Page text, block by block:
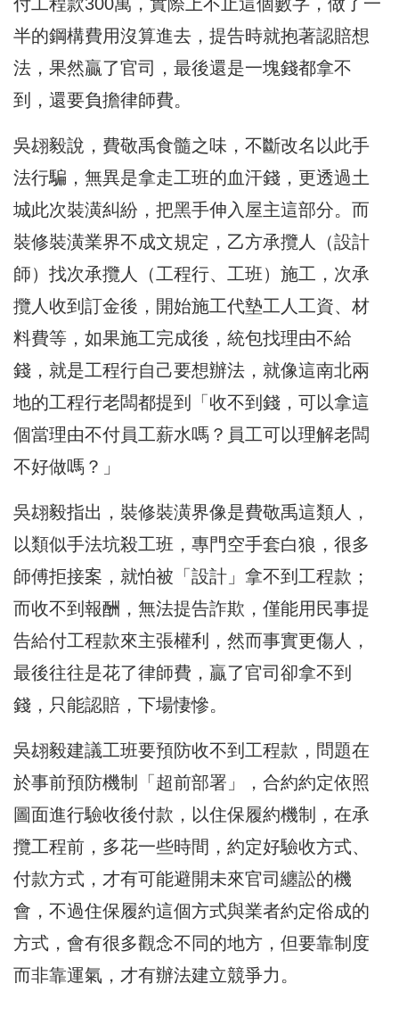
半的鋼構費用沒算進去，提告時就抱著認賠想
法，果然贏了官司，最後還是一塊錢都拿不
到，還要負擔律師費。
吳翃毅說，費敬禹食髓之味，不斷改名以此手
法行騙，無異是拿走工班的血汗錢，更透過土
城此次裝潢糾紛，把黑手伸入屋主這部分。而
裝修裝潢業界不成文規定，乙方承攬人（設計
師）找次承攬人（工程行、工班）施工，次承
攬人收到訂金後，開始施工代墊工人工資、材
料費等，如果施工完成後，統包找理由不給
錢，就是工程行自己要想辦法，就像這南北兩
地的工程行老闆都提到「收不到錢，可以拿這
個當理由不付員工薪水嗎？員工可以理解老闆
不好做嗎？」
吳翃毅指出，裝修裝潢界像是費敬禹這類人，
以類似手法坑殺工班，專門空手套白狼，很多
師傅拒接案，就怕被「設計」拿不到工程款；
而收不到報酬，無法提告詐欺，僅能用民事提
告給付工程款來主張權利，然而事實更傷人，
最後往往是花了律師費，贏了官司卻拿不到
錢，只能認賠，下場悽慘。
吳翃毅建議工班要預防收不到工程款，問題在
於事前預防機制「超前部署」，合約約定依照
圖面進行驗收後付款，以住保履約機制，在承
攬工程前，多花一些時間，約定好驗收方式、
付款方式，才有可能避開未來官司纏訟的機
會，不過住保履約這個方式與業者約定俗成的
方式，會有很多觀念不同的地方，但要靠制度
而非靠運氣，才有辦法建立競爭力。